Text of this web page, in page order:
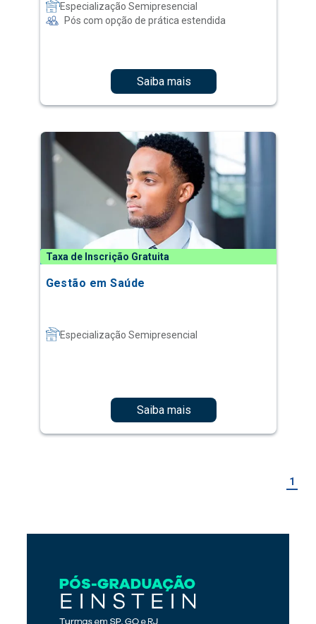
Especialização Semipresencial
Pós com opção de prática estendida
Saiba mais
Taxa de Inscrição Gratuita
Gestão em Saúde
Especialização Semipresencial
Saiba mais
1